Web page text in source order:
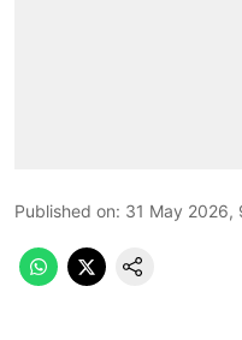
Published on: 31 May 2026,